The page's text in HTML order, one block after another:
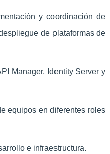
y coordinación de
de plataformas de
Manager, Identity Server y
equipos en diferentes roles
e infraestructura.